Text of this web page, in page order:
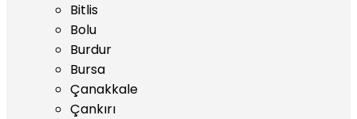
Bitlis
Bolu
Burdur
Bursa
Çanakkale
Çankırı